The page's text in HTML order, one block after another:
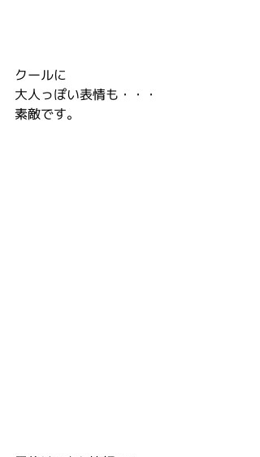
クールに
大人っぽい表情も・・・
素敵です。